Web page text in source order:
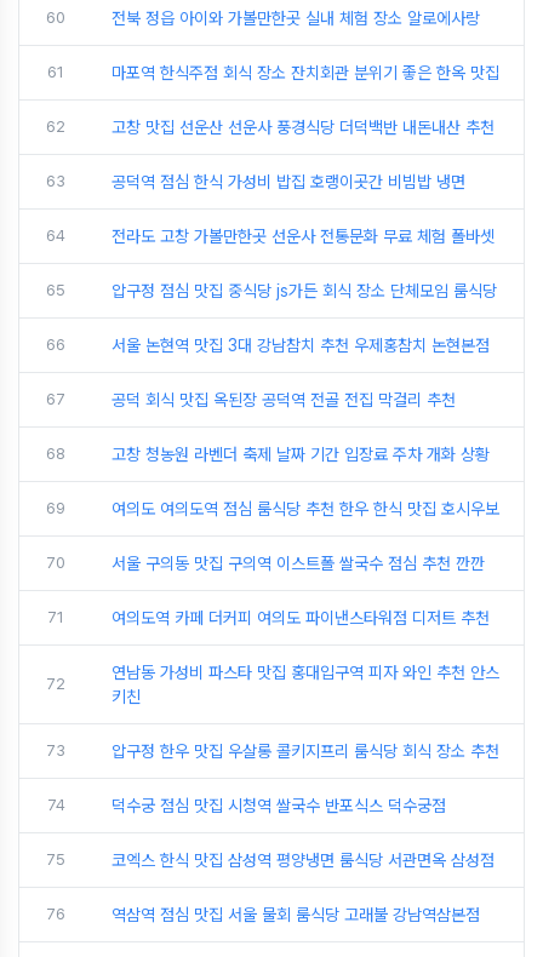
60 전북 정읍 아이와 가볼만한곳 실내 체험 장소 알로에사랑
61 마포역 한식주점 회식 장소 잔치회관 분위기 좋은 한옥 맛집
62 고창 맛집 선운산 선운사 풍경식당 더덕백반 내돈내산 추천
63 공덕역 점심 한식 가성비 밥집 호랭이곳간 비빔밥 냉면
64 전라도 고창 가볼만한곳 선운사 전통문화 무료 체험 폴바셋
65 압구정 점심 맛집 중식당 js가든 회식 장소 단체모임 룸식당
66 서울 논현역 맛집 3대 강남참치 추천 우제홍참치 논현본점
67 공덕 회식 맛집 옥된장 공덕역 전골 전집 막걸리 추천
68 고창 청농원 라벤더 축제 날짜 기간 입장료 주차 개화 상황
69 여의도 여의도역 점심 룸식당 추천 한우 한식 맛집 호시우보
70 서울 구의동 맛집 구의역 이스트폴 쌀국수 점심 추천 깐깐
71 여의도역 카페 더커피 여의도 파이낸스타워점 디저트 추천
72
연남동 가성비 파스타 맛집 홍대입구역 피자 와인 추천 안스
키친
73 압구정 한우 맛집 우살롱 콜키지프리 룸식당 회식 장소 추천
74 덕수궁 점심 맛집 시청역 쌀국수 반포식스 덕수궁점
75 코엑스 한식 맛집 삼성역 평양냉면 룸식당 서관면옥 삼성점
76 역삼역 점심 맛집 서울 물회 룸식당 고래불 강남역삼본점